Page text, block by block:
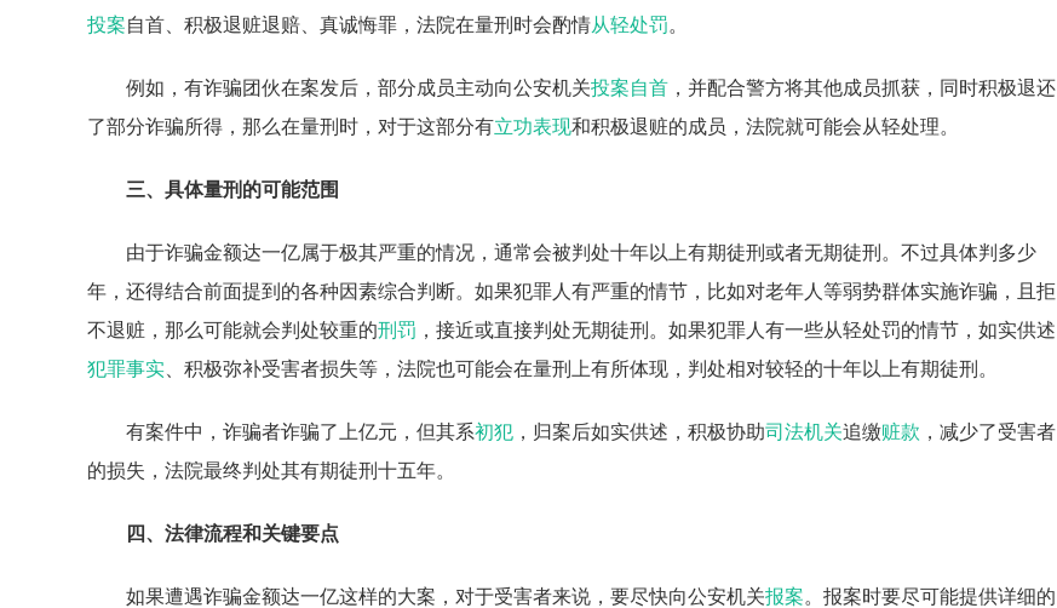
投案自首、积极退赃退赔、真诚悔罪，法院在量刑时会酌情从轻处罚。
例如，有诈骗团伙在案发后，部分成员主动向公安机关投案自首 ，并配合警方将其他成员抓获，同时积极退还
了部分诈骗所得，那么在量刑时，对于这部分有立功表现和积极退赃的成员，法院就可能会从轻处理。
三、具体量刑的可能范围
由于诈骗金额达一亿属于极其严重的情况，通常会被判处十年以上有期徒刑或者无期徒刑。不过具体判多少
年，还得结合前面提到的各种因素综合判断。如果犯罪人有严重的情节，比如对老年人等弱势群体实施诈骗，且拒
不退赃，那么可能就会判处较重的刑罚 ，接近或直接判处无期徒刑。如果犯罪人有一些从轻处罚的情节，如实供述
犯罪事实 、积极弥补受害者损失等，法院也可能会在量刑上有所体现，判处相对较轻的十年以上有期徒刑。
有案件中，诈骗者诈骗了上亿元，但其系初犯 ，归案后如实供述，积极协助司法机关追缴赃款 ，减少了受害者
的损失，法院最终判处其有期徒刑十五年。
四、法律流程和关键要点
如果遭遇诈骗金额达一亿这样的大案，对于受害者来说，要尽快向公安机关报案。报案时要尽可能提供详细的